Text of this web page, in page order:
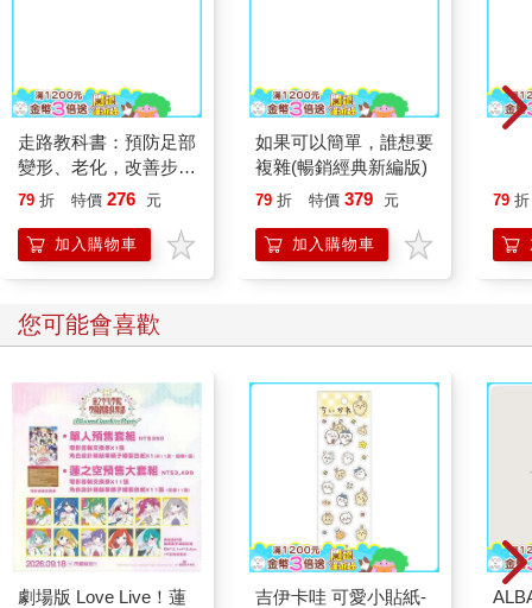
79 折 特價 276 元
加入購物車
如果可以簡單，誰想要
複雜(暢銷經典新編版)
79 折 特價 379 元
加入購物車
79 折
您可能會喜歡
劇場版 Love Live！蓮
吉伊卡哇 可愛小貼紙-